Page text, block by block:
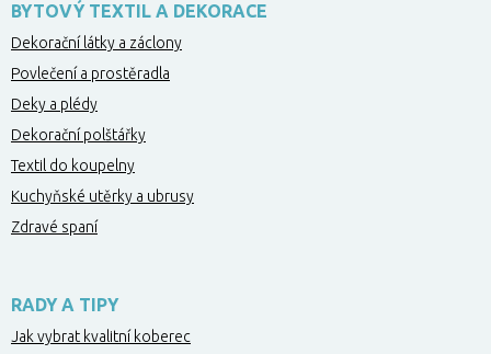
BYTOVÝ TEXTIL A DEKORACE
Dekorační látky a záclony
Povlečení a prostěradla
Deky a plédy
Dekorační polštářky
Textil do koupelny
Kuchyňské utěrky a ubrusy
Zdravé spaní
RADY A TIPY
Jak vybrat kvalitní koberec